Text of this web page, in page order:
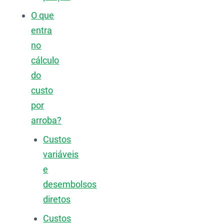
O que
entra
no
cálculo
do
custo
por
arroba?
Custos
variáveis
e
desembolsos
diretos
Custos